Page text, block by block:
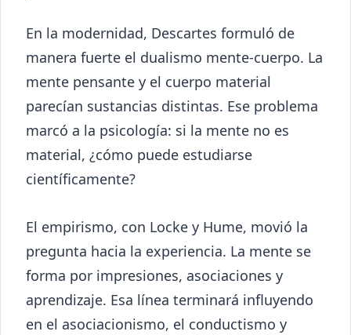
En la modernidad, Descartes formuló de
manera fuerte el dualismo mente-cuerpo. La
mente pensante y el cuerpo material
parecían sustancias distintas. Ese problema
marcó a la psicología: si la mente no es
material, ¿cómo puede estudiarse
científicamente?
El empirismo, con Locke y Hume, movió la
pregunta hacia la experiencia. La mente se
forma por impresiones, asociaciones y
aprendizaje. Esa línea terminará influyendo
en el asociacionismo, el conductismo y